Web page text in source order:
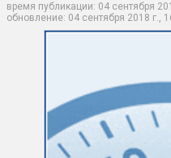
время публикации: 04 сентября
обновление: 04 сентября 2018 г.,